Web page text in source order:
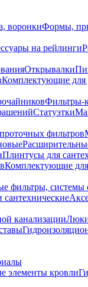
воронкиФормы,
на рейлинги
Открывалки
Комплектующие для
Фильтры-
Статуэтки
фильтров
Плинтусы для
Комплектующие
фильтры, системы
канализации
элементы кровли